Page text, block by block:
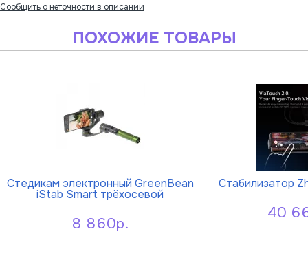
Сообщить о неточности в описании
ПОХОЖИЕ ТОВАРЫ
Стедикам электронный GreenBean
iStab Smart трёхосевой
8 860р.
Cтабилизатор
40